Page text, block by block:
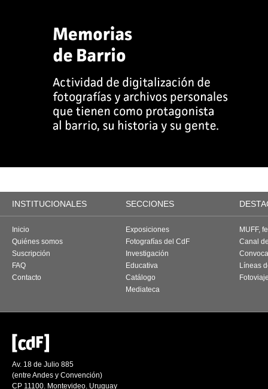
INSTITUCIONALES SECCIONES
Inicio
Quiénes somos
Suscripción
FAQ
Contacto
Exposiciones
Fotografías del CdF
Investigación
Educativa
Catálogo
Mediateca
MUFF,
Canal
Líneas
Av. 18 de Julio 885
(entre Andes y Convención)
CP 11100. Montevideo. Uruguay